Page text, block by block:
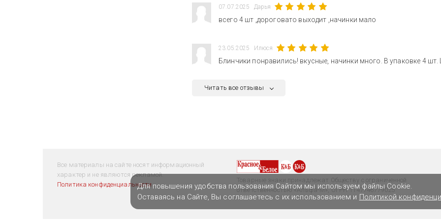
07.07.2025 Дарья
всего 4 шт ,дороговато выходит ,начинки мало
23.05.2025 Илюся
Блинчики понравились! вкусные, начинки много. В упаковке 4
Читать все отзывы
Все материалы на сайте носят информационный
характер и не являются рекламой.
Политика конфиденциальности
Товарные знаки принадлежат Обществу с ограниченной
ответственностью «Альфа-М», ОГРН 1147746779025
Для повышения удобства пользования Сайтом мы используем файлы Cookie.
Оставаясь на Сайте, Вы соглашаетесь с их использованием и Политикой